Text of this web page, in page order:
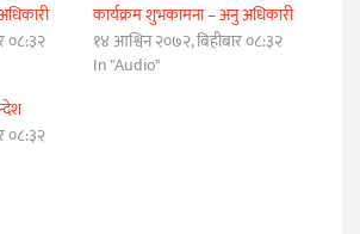
०८:३२
कार्यक्रम शुभकामना – अनु अधिकारी
१४ आश्विन २०७२, बिहीबार ०८:३२
In "Audio"
०८:३२